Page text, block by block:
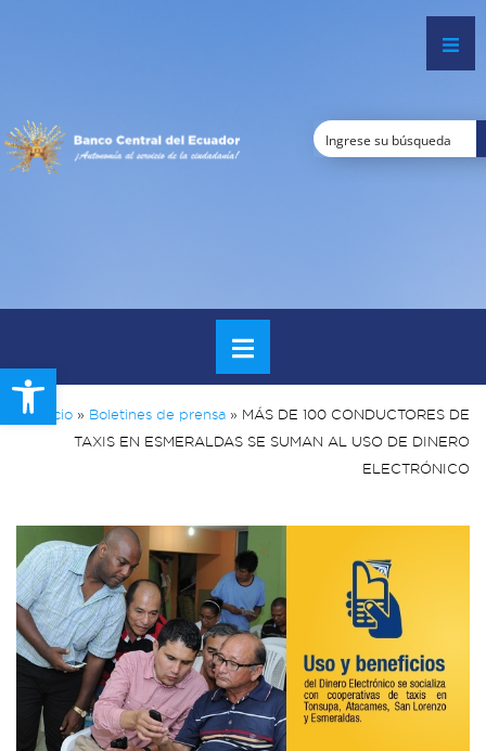
Open toolbar
Inicio » Boletines de prensa » MÁS DE 100 CONDUCTORES DE
TAXIS EN ESMERALDAS SE SUMAN AL USO DE DINERO
ELECTRÓNICO